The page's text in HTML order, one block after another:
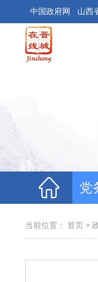
中国政府网 山西
党
当前位置： 首页 >